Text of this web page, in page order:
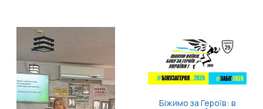
родин: які посл...